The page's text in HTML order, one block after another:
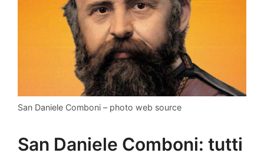
San Daniele Comboni – photo web source
San Daniele Comboni: tutti